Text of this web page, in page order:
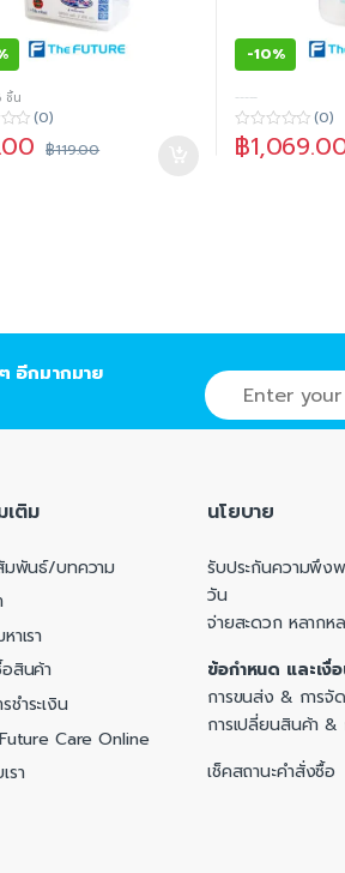
ชิ้น
(0)
฿119.00
-10%
-----
0
o
(0)
฿
อีกมากมาย
เติม
มพันธ์/บทความ
าเรา
สินค้า
ชำระเงิน
Care Online
รา
นโยบาย
รับประกันความพึง
วัน
จ่ายสะดวก หลากห
ข้อกำหนด และเงื่
การขนส่ง & การจั
การเปลี่ยนสินค้า &
เช็คสถานะคำสั่งซื้อ